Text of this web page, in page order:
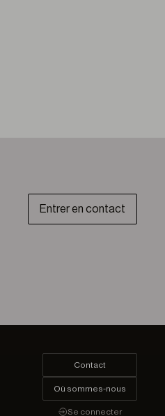
Entrer en contact
Contact
Où sommes-nous
Se connecter